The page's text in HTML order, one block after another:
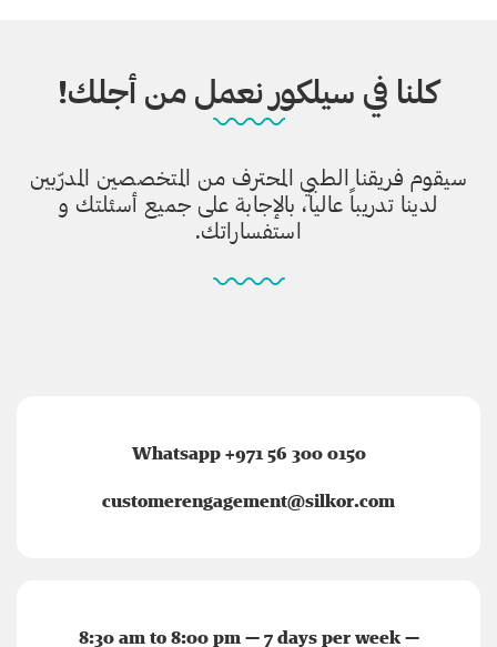
كلنا في سيلكور نعمل من أجلك!
سيقوم فريقنا الطبي المحترف من المتخصصين المدرّبين
لدينا تدريباً عالياً، بالإجابة على جميع أسئلتك و
استفساراتك.
Whatsapp +971 56 300 0150
customerengagement@silkor.com
8:30 am to 8:00 pm — 7 days per week —